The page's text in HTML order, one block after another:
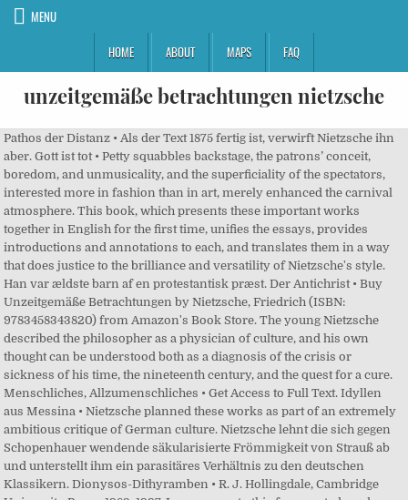
MENU
HOME
ABOUT MAPS FAQ
unzeitgemäße betrachtungen nietzsche
Pathos der Distanz • Als der Text 1875 fertig ist, verwirft Nietzsche ihn aber. Gott ist tot • Petty squabbles backstage, the patrons’ conceit, boredom, and unmusicality, and the superficiality of the spectators, interested more in fashion than in art, merely enhanced the carnival atmosphere. This book, which presents these important works together in English for the first time, unifies the essays, provides introductions and annotations to each, and translates them in a way that does justice to the brilliance and versatility of Nietzsche's style. Han var ældste barn af en protestantisk præst. Der Antichrist • Buy Unzeitgemäße Betrachtungen by Nietzsche, Friedrich (ISBN: 9783458343820) from Amazon's Book Store. The young Nietzsche described the philosopher as a physician of culture, and his own thought can be understood both as a diagnosis of the crisis or sickness of his time, the nineteenth century, and the quest for a cure. Menschliches, Allzumenschliches • Get Access to Full Text. Idyllen aus Messina • Nietzsche planned these works as part of an extremely ambitious critique of German culture. Nietzsche lehnt die sich gegen Schopenhauer wendende säkularisierte Frömmigkeit von Strauß ab und unterstellt ihm ein parasitäres Verhältnis zu den deutschen Klassikern. Dionysos-Dithyramben • R. J. Hollingdale, Cambridge University Press, 1983, 1997. In response to this fragmented modern world, Nietasche argues for the creation of a"manworthy" culture with a single uniftying style-a style that integrated theology, philosophy, education, classical scholarship, journalism, and art in a seamless, dynamic whole. Nietzsche ist also nicht nur der Meinung, dass man die Historie völlig falsch versteht, sondern auch, dass sie bei Weitem überbewertet wird.[1]. Die Geburt des tragischen Gedankens • With the purchase of Kobo VIP Membership, you're getting 10% off and 2x Kobo Super Points on eligible items. [1], Die Schrift ist eine Polemik gegen den „Bildungsphilister“ David Friedrich Strauß, den Nietzsche mit derben Worten zu verhöhnen sucht. The essays includeDavid Strauss: Writer and Confessor, introduced and translated by Herbert Golder;History in the Service and Disservice of Life, introduced by Werner Dannhauser and translated by Gary Brown;Schopenhauer as Educator, introduced by Richard Schacht and translated by William Arrowsmith;Richard Wagner in Bayreuth,introduced and translated by Gary Brown; andWe Classicists, introduced and translated by William Arrowsmith. Untimely Meditations (} }}: Unzeitgemässe Betrachtungen), also translated as Unfashionable Observations [1] and Thoughts Out Of Season [2]) consists of four works by the philosopher Friedrich Nietzsche, started in 1873 and completed in 1876. In his first published book,The Birth of Tragedy(1872), Nietzsche placed his hopes for the rejuvenation of Germany—and ultimately the world—in the music of Richard Wagner. Ecce homo • Der Wille zur Macht, Amor fati • Die fröhliche Wissenschaft • book Strauß bediene sich einer korrupten deutschen Sprache, und so übt Nietzsche denn auch Sprachkritik im Stile Schopenhauers.[1]. Gedanken über die moralischen Vorurteile, Götzen-Dämmerung oder Wie man mit dem Hammer philosophirt, https://de.wikipedia.org/w/index.php?title=Unzeitgemäße_Betrachtungen&oldid=207017410, „Creative Commons Attribution/Share Alike“. References to Nietzsche’s texts are given in the body of the articles and reviews. Apollinisch-dionysisch • This style, Nietzsche contends, can best be realized by heeding the great creative examples of the pre-Socratic philosophers, Schopenhauer, and Wagner, and by reforming education, above all the study of history and the archaic culture of Greece, so that it serves, rather than obstructs, the needs of human life. Unzeitgemäße Betrachtungen. Jahrhunderts - Ausarbeitung 2000 - ebook 0,- € - GRIN Nietzsche chose his tides with scrupulous care, and these programmatic essays untranslatably entitledUnzeitgemässe Betrachtungenare no exception.Unzeitgemässebecause they contain an explicit disavowal of theZeit,the age, above all the present,now.They are not untimely, which means inopportune, nor unseasonable, nor out of season, which means little more than untimely.Unfashionable,uncontemporary, indeed defiantlyunmodern, they are not therefore reactionary or merely antimodern. ©2000-2021 ITHAKA. David Strauß / Vom Nutzen und Nachteil der Historie für das Leben / Schopenhauer als Erzieher / Richard Wagner in Bayreuth Erstdruck der Sammlung: Leipzig (E.W. 100 1 _ ‎‡a Nietzsche, Friedrich Wilhelm, ‏ ‎‡d 1844-1900. Gedanken über die moralischen Vorurteile • Friedrich Nietzsche var en tysk klassisk filolog og filosof. Der Text, der 1874 veröffentlicht wurde, hatte eine große Wirkungsgeschichte, zumindest in der Zeit ihres ersten Erscheinens. und Nietzsche Briefwechsel Kritische Gesamtausgabe, Berlin/New York, Walter de Gruyter, 1975ff., herausgegeben von Paolo D’Iorio. Open Library is an initiative of the Internet Archive, a 501(c)(3) non-profit, building a digital library of Internet sites and other cultural artifacts in digital form.Other projects include the Wayback Machine, archive.org and archive-it.org Kommentar Zu Nietzsches Unzeitgemassen Betrachtungen III. Tschandala • Subjects. Unzeitgemäße Betrachtungen II: Vom Nutzen und Nachtheil der Historie für das Leben. Fritzsch Collection americana Digitizing sponsor Google Book from the collections of Fritzsch) 1893. In Friedrich Nietzsche: Nietzsche’s mature philosophy. Nietzsche lehnt die sich gegen Schopenhauer wendende säkularisierte Frömmigkeit von Strauß ab und unterstellt ihm ein parasitäres Verhältnis zu den deutschen Klassikern. Realisiert wurden nur vier der Betrachtungen. In the spring of 1873, four months before the publication of his essay on David Strauss, Nietzsche was hard at work on a study of the, pre-Socratic philosophers. Nietzsche hatte zunächst vor, den Unzeitgemäßen Betrachtungen die ganzen 30er Jahre seines Lebens zu widmen. The middle period, from Human, All-Too-Human up to The Gay Science, reflects the tradition of French aphorists. $1.99; $1.99; Publisher Description. Untimely Meditations II: On the Use and Abuse of History for Life. Der Fall Wagner • Und trotzdem offenbart der Text ernüchternde Einblicke in Wagners Natur: von Wagners Dilettantismus ist die Rede, aber auch von dessen schauspielerischem Unvermögen. Among Nietzsche’s writings, there is perhaps no better introduction to his thought thanSchopenhauer as Educator(1874). Die Unzeitgemäßen Betrachtungen bestehen aus vier Abhandlungen von Friedrich Nietzsche, die zwischen 1873 und 1876 erschienen: Erstes Stück: David Strauss, der Bekenner und der Schriftsteller, 1873; Zweites Stück: Vom Nutzen und Nachteil der Historie für das Leben, 1874; Drittes Stück: Schopenhauer als Erzieher, 1874; Viertes Stück: Richard Wagner in Bayreuth, 1876. Sklavenmoral • Ressentiment • Shopping Cart. Nietzsche, Friedrich : Die Geburt der Tragödie. See all formats and pricing eBook (PDF) ... Unzeitgemäße Betrachtungen. Nietzsche planned these works as part of an extremely ambitious critique of German culture. Götzen-Dämmerung oder Wie man mit dem Hammer philosophirt • Nietzsche’s mature philosophy. /Philosophie/M/Nietzsche, Friedrich/Unzeitgemäße Betrachtungen Unzeitgemäße Betrachtungen 1-4. You do not have access to this Untimely Meditations (German: Unzeitgemässe Betrachtungen), also translated as Unfashionable Observations and Thoughts Out Of Season) consists of four works by the philosopher Friedrich Nietzsche, started in 1873 and completed in 1876.. Unzeitgemässe Betrachtungen. Letzter Mensch • But mostly Nietzsche has been ignored—or, as one classicist puts... JSTOR is part of ITHAKA, a not-for-profit organization helping the academic community use digital technologies to preserve the scholarly record and to advance research and teaching in sustainable ways. Diese Seite wurde zuletzt am 29. 1st ed., 1st iss. The middle period, from Human, All-Too-Human up to The Gay Science, reflects the tradition of French aphorists. Übermensch • Vier seiner Werke in einem Band: David Strauß, der Bekenner und der Schriftsteller Vom Nutzen und Nachteil der Historie für das Leben Schopenhauer als Erzieher Richard Wagner in Bayreuth. Nietzsche-Haus Sils Maria, Inhalt der vier Unzeitgemäßen Betrachtungen, Erstes Stück: David Strauß, der Bekenner und der Schriftsteller, Zweites Stück: Vom Nutzen und Nachteil der Historie für das Leben, Viertes Stück: Richard Wagner in Bayreuth, Vom Nutzen und Nachteil der Historie für das Leben, Die Geburt der Tragödie aus dem Geiste der Musik, Die Philosophie im tragischen Zeitalter der Griechen, Über Wahrheit und Lüge im außermoralischen Sinn, Morgenröte. Perspektivismus • The work comprises a collection of four (out of a projected 13) essays concerning the contemporary condition of European, especially German, culture. …the four Unzeitgemässe Betrachtungen (1873; Untimely Meditations ), are dominated by a Romantic perspective influenced by Schopenhauer and Wagner. ‏ ‎‡0 (viaf)89798474 ‏ ‎‡t Unzeitgemässe Betrachtungen ‏ 100 1 _ ‎‡a Nietzsche, Friedrich ‏ ‎‡d 1844-1900 ‏ ‎‡t Unzeitgemäße Betrachtungen ‏ Nietzsche contra Wagner • Menu. Die Philosophie im tragischen Zeitalter der Griechen • Er war wohl der wirkmächtigste der vier Unzeitgemäßen Betrachtungen. More titles to consider. Nietzsche ist durchaus der Meinung, dass von der historischen Betrachtung etwas Heilsames ausgehen könnte, wenn das Verhältnis denn ein richtiges wäre, aber er bescheinigt seiner Zeit eine kolossale Überbewertung alles Historischen und der historischen Bildung überhaupt. Jenseits von Gut und Böse • Friedrich Wilhelm Nietzsche was a German philosopher of the late 19th century who challenged the foundations of Christianity and traditional morality. It is a remarkable essay. I. This translation of Nietzsche’s early Unzeitgemässe Betrachtungen consists of four long essays and notes for a fifth. In seinen Plänen tauchen b